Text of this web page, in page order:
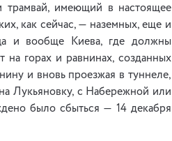
трамвай, имеющий в настоящее
как сейчас, — наземных, еще и
и вообще Киева, где должны
на горах и равнинах, созданных
и вновь проезжая в туннеле,
Лукьяновку, с Набережной или
было сбыться — 14 декабря